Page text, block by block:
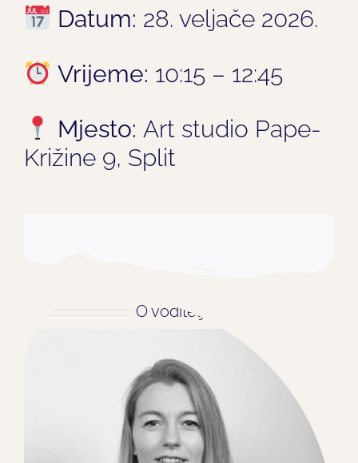
Datum: 28. veljače 2026.
Vrijeme: 10:15 – 12:45
Mjesto: Art studio Pape-
Križine 9, Split
O voditeljici: